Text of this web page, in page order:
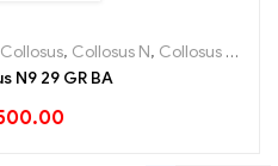
Collosus, Collosus N, Collosus N9
N9 29 GR BA